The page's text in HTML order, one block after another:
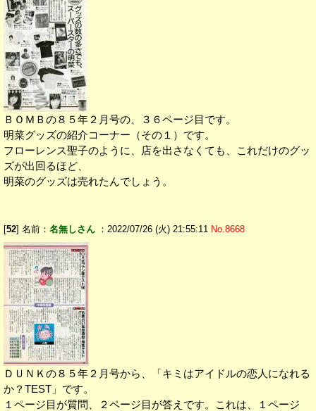
ＢＯＭＢの８５年２月号の、３６ページ目です。
明菜グッズの紹介コーナー（その１）です。
フローレンス聖子のように、店を出さなくても、これだけのグッ
ズが出回るほど、
明菜のグッズは売れたんでしょう。
[52] 名前： 名無しさん ：2022/07/26 (火) 21:55:11 No.8668
ＤＵＮＫの８５年２月号から、「キミはアイドルの恋人になれる
か？TEST」です。
１ページ目が質問、２ページ目が答えです。これは、１ページ